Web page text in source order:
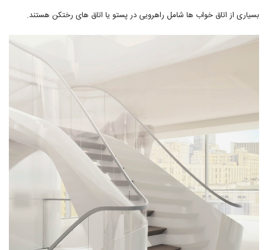
بسیاری از اتاق خواب ها شامل راهرویی در پستو یا اتاق های رختکن هستند.